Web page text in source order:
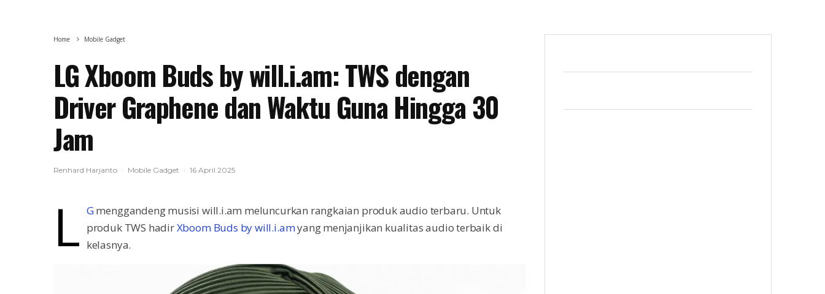
Home Mobile Gadget
LG Xboom Buds by will.i.am: TWS dengan
Driver Graphene dan Waktu Guna Hingga 30
Jam
Renhard Harjanto · Mobile Gadget · 16 April 2025
L Gmenggandeng musisi will.i.am meluncurkan rangkaian produk audio terbaru. Untuk
produk TWS hadirXboom Buds by will.i.amyang menjanjikan kualitas audio terbaik di
kelasnya.